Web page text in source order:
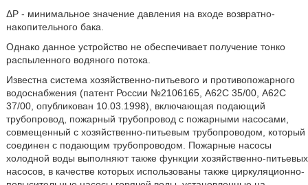
ΔР - минимальное значение давления на входе возвратно-
накопительного бака.
Однако данное устройство не обеспечивает получение тонко
распыленного водяного потока.
Известна система хозяйственно-питьевого и противопожарного
водоснабжения (патент России №2106165, А62С 35/00, А62С
37/00, опубликован 10.03.1998), включающая подающий
трубопровод, пожарный трубопровод с пожарными насосами,
совмещенный с хозяйственно-питьевым трубопроводом, который
соединен с подающим трубопроводом. Пожарные насосы
холодной воды выполняют также функции хозяйственно-питьевых
насосов, в качестве которых использованы также циркуляционно-